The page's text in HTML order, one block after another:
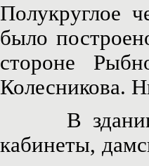
Полукруглое
было
стороне
Колесникова.
В здании
кабинеты,